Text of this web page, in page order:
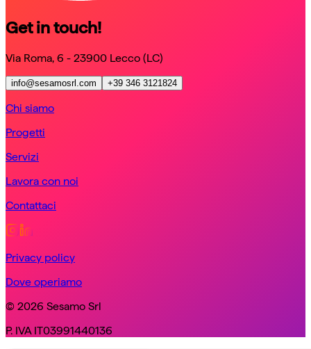
Get in touch!
Via Roma, 6 - 23900 Lecco (LC)
info@sesamosrl.com +39 346 3121824
Chi siamo
Progetti
Servizi
Lavora con noi
Contattaci
Privacy policy
Dove operiamo
© 2026 Sesamo Srl
P. IVA IT03991440136